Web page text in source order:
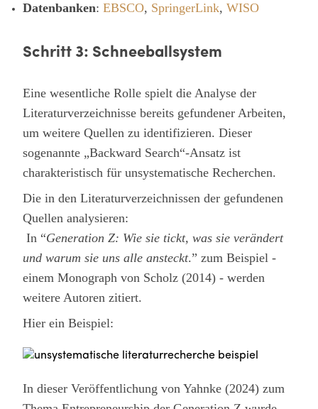
Datenbanken: EBSCO, SpringerLink, WISO
Schritt 3: Schneeballsystem
Eine wesentliche Rolle spielt die Analyse der
Literaturverzeichnisse bereits gefundener Arbeiten,
um weitere Quellen zu identifizieren. Dieser
sogenannte „Backward Search“-Ansatz ist
charakteristisch für unsystematische Recherchen.
Die in den Literaturverzeichnissen der gefundenen
Quellen analysieren:
In “Generation Z: Wie sie tickt, was sie verändert
und warum sie uns alle ansteckt.” zum Beispiel -
einem Monograph von Scholz (2014) - werden
weitere Autoren zitiert.
Hier ein Beispiel:
In dieser Veröffentlichung von Yahnke (2024) zum